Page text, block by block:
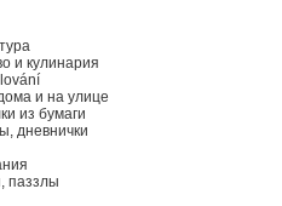
и кулинария
и на улице
из бумаги
дневнички
паззлы